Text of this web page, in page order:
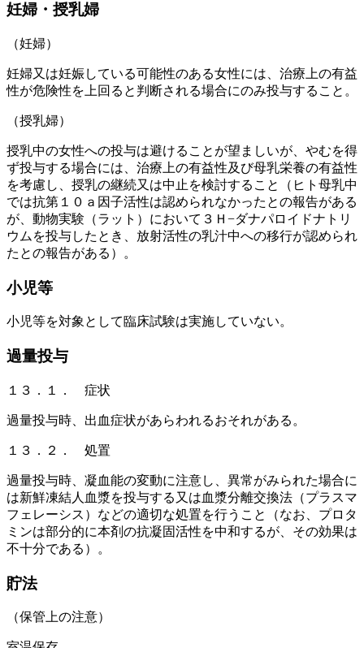
妊婦・授乳婦
（妊婦）
妊婦又は妊娠している可能性のある女性には、治療上の有益
性が危険性を上回ると判断される場合にのみ投与すること。
（授乳婦）
授乳中の女性への投与は避けることが望ましいが、やむを得
ず投与する場合には、治療上の有益性及び母乳栄養の有益性
を考慮し、授乳の継続又は中止を検討すること（ヒト母乳中
では抗第１０ａ因子活性は認められなかったとの報告がある
が、動物実験（ラット）において３Ｈ−ダナパロイドナトリ
ウムを投与したとき、放射活性の乳汁中への移行が認められ
たとの報告がある）。
小児等
小児等を対象として臨床試験は実施していない。
過量投与
１３．１． 症状
過量投与時、出血症状があらわれるおそれがある。
１３．２． 処置
過量投与時、凝血能の変動に注意し、異常がみられた場合に
は新鮮凍結人血漿を投与する又は血漿分離交換法（プラスマ
フェレーシス）などの適切な処置を行うこと（なお、プロタ
ミンは部分的に本剤の抗凝固活性を中和するが、その効果は
不十分である）。
貯法
（保管上の注意）